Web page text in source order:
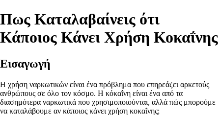
Πως Καταλαβαίνεις ότι
Κάποιος Κάνει Χρήση Κοκαΐνης
Εισαγωγή
Η χρήση ναρκωτικών είναι ένα πρόβλημα που επηρεάζει αρκετούς
ανθρώπους σε όλο τον κόσμο. Η κόκαΐνη είναι ένα από τα
διασημότερα ναρκωτικά που χρησιμοποιούνται, αλλά πώς μπορούμε
να καταλάβουμε αν κάποιος κάνει χρήση κοκαΐνης;